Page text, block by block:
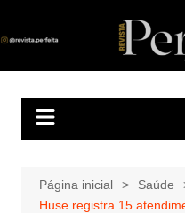
A melhor revista eletrônica do
Página inicial
Saúde
Huse registra 15